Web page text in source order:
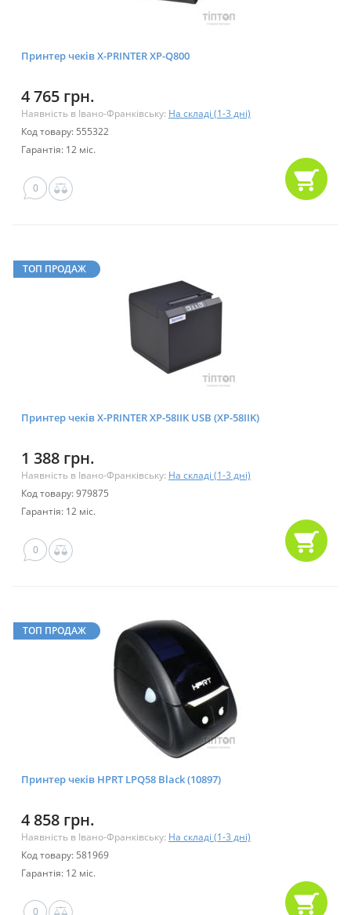
Принтер чеків X-PRINTER XP-Q800
4 765 грн.
Наявність в Івано-Франківську: На складі (1-3 дні)
Код товару: 555322
Гарантія: 12 міс.
0
ТОП ПРОДАЖ
Принтер чеків X-PRINTER XP-58IIK USB (XP-58IIK)
1 388 грн.
Наявність в Івано-Франківську: На складі (1-3 дні)
Код товару: 979875
Гарантія: 12 міс.
0
ТОП ПРОДАЖ
Принтер чеків HPRT LPQ58 Black (10897)
4 858 грн.
Наявність в Івано-Франківську: На складі (1-3 дні)
Код товару: 581969
Гарантія: 12 міс.
0